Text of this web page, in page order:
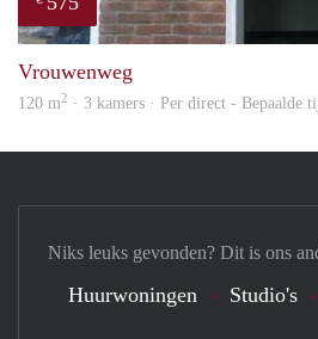
Vrouwenweg
120 m2 · 3 kamers · Per direct - Bepaalde
Niks leuks gevonden? Dit is ons
Huurwoningen Studio's